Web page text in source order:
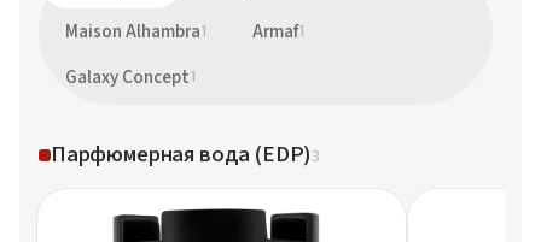
Maison Alhambra1 Armaf1
Galaxy Concept1
Парфюмерная вода (EDP)3